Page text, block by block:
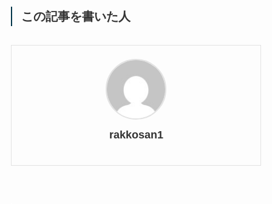
この記事を書いた人
rakkosan1